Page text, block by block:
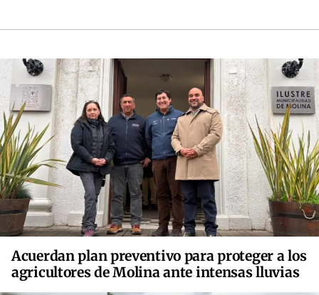
Acuerdan plan preventivo para proteger a los
agricultores de Molina ante intensas lluvias